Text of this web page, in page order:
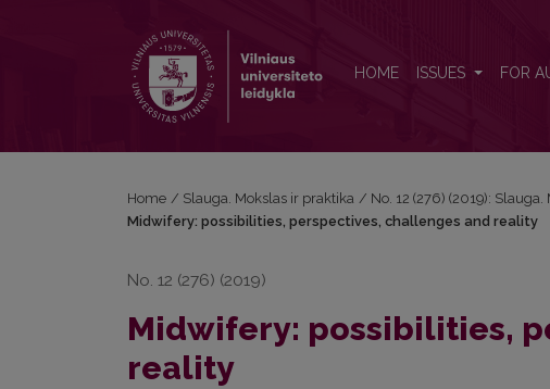
HOME ISSUES FOR
Home / Slauga. Mokslas ir praktika / No. 12 (276) (2019):
Midwifery: possibilities, perspectives, challenges and reality
No. 12 (276) (2019)
Midwifery: possibilities,
reality